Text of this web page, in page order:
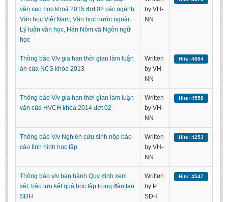
Postgraduate
LITERARY WRITINGS & TRANSLATING
RESEARCH
Sinology & Nom
Vietnamese Folk Culture
Vietnamese Literature
Foreign Literatures & Comparative Literature
Culture - History - Philosophy
Education
văn cao học khoá 2015 đợt 02 các ngành:
Văn học Việt Nam, Văn học nước ngoài,
Lý luận văn học, Hán Nôm và Ngôn ngữ
học
by VH-
NN
Thông báo V/v gia hạn thời gian làm luận
án của NCS khóa 2013
Written
by VH-
NN
Hits: 4804
Thông báo V/v gia hạn thời gian làm luận
văn của HVCH khóa 2014 đợt 02
Written
by VH-
NN
Hits: 4558
Thông báo V/v Nghiên cứu sinh nộp báo
cáo tình hình học tập
Written
by VH-
NN
Hits: 4253
Thông báo v/v ban hành Quy định xem
xét, bảo lưu kết quả học tập trong đào tạo
SĐH
Written
by P.
SĐH
Hits: 4547